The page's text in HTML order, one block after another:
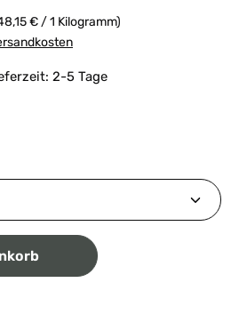
€ / 1 Kilogramm)
2-5 Tage
den gewünschten Wert ein